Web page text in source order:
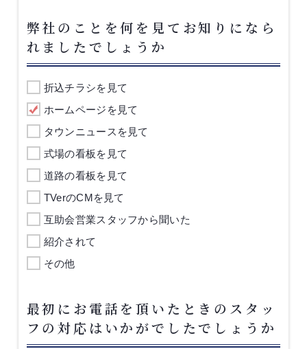
弊社のことを何を見てお知りになら
れましたでしょうか
折込チラシを見て
ホームページを見て
タウンニュースを見て
式場の看板を見て
道路の看板を見て
TVerのCMを見て
互助会営業スタッフから聞いた
紹介されて
その他
最初にお電話を頂いたときのスタッ
フの対応はいかがでしたでしょうか